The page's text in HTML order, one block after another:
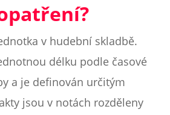
v hudební skladbě.
délku podle časové
a je definován určitým
jsou v notách rozděleny